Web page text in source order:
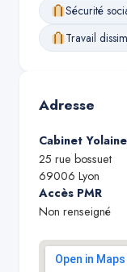
Sécurité
Travail
Adresse
Cabinet
25 rue bossuet
69006 Lyon
Accès PMR
Non renseigné